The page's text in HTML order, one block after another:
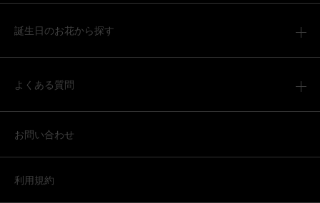
誕生日のお花から探す
よくある質問
お問い合わせ
利用規約